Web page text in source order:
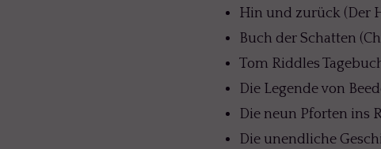
Hin und zurück (Der
Buch der Schatten
Tom Riddles
Die Legende von
Die neun Pforten ins
Die unendliche